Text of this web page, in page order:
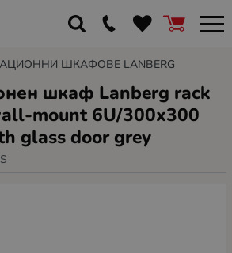
ШКАФОВЕ LANBERG
шкаф Lanberg rack
mount 6U/300x300
glass door grey